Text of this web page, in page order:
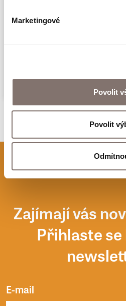
Marketingové
Povolit
Povolit
Téma
Zajímají vás
Přihlaste
E-mail